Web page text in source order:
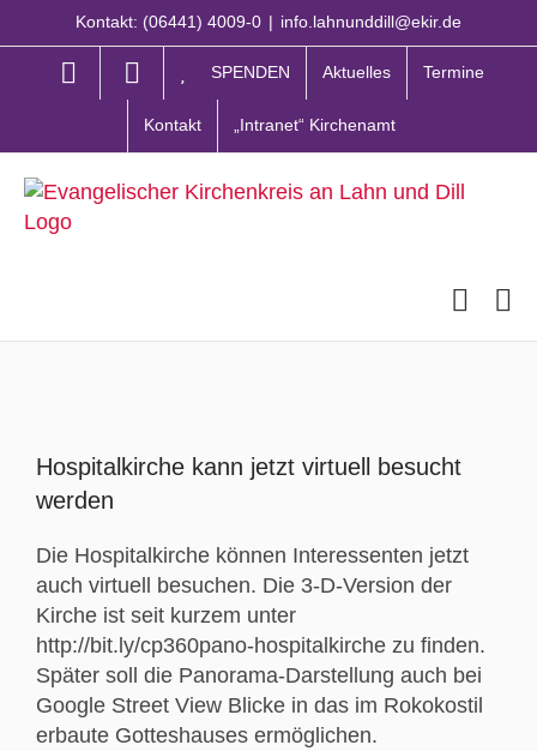
Inhalt
Kontakt: (06441) 4009-0 | info.lahnunddill@ekir.de
SPENDEN Aktuelles Termine
Kontakt „Intranet“ Kirchenamt
grösseres
Hospitalkirche kann jetzt virtuell besucht
werden
Die Hospitalkirche können Interessenten jetzt
auch virtuell besuchen. Die 3-D-Version der
Kirche ist seit kurzem unter
http://bit.ly/cp360pano-hospitalkirche zu finden.
Später soll die Panorama-Darstellung auch bei
Google Street View Blicke in das im Rokokostil
erbaute Gotteshauses ermöglichen.